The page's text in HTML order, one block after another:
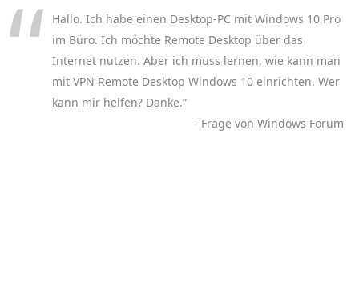
Hallo. Ich habe einen Desktop-PC mit Windows 10 Pro
im Büro. Ich möchte Remote Desktop über das
Internet nutzen. Aber ich muss lernen, wie kann man
mit VPN Remote Desktop Windows 10 einrichten. Wer
kann mir helfen? Danke.“
- Frage von Windows Forum